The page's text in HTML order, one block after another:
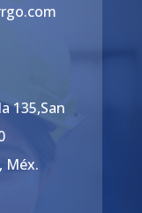
135,San
Méx.